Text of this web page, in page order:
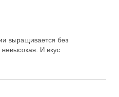
выращивается без
И вкус